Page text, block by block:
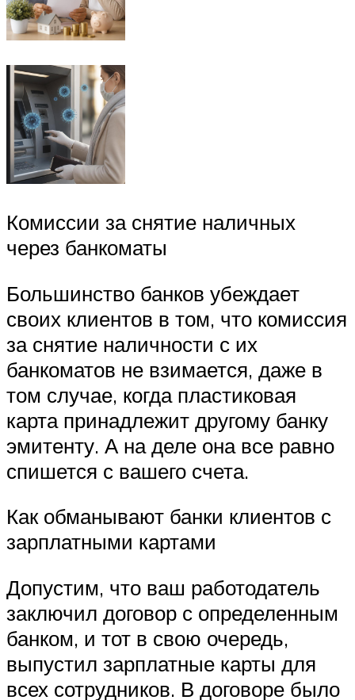
Комиссии за снятие наличных
через банкоматы
Большинство банков убеждает
своих клиентов в том, что комиссия
за снятие наличности с их
банкоматов не взимается, даже в
том случае, когда пластиковая
карта принадлежит другому банку
эмитенту. А на деле она все равно
спишется с вашего счета.
Как обманывают банки клиентов с
зарплатными картами
Допустим, что ваш работодатель
заключил договор с определенным
банком, и тот в свою очередь,
выпустил зарплатные карты для
всех сотрудников. В договоре было